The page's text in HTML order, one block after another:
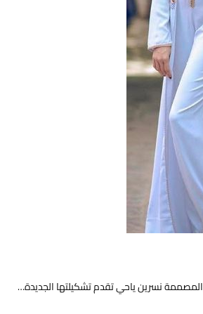
المصممة نسرين ياحي تقدم تشكيلتها الجديدة…